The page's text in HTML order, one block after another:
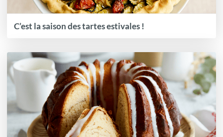
C’est la saison des tartes estivales !